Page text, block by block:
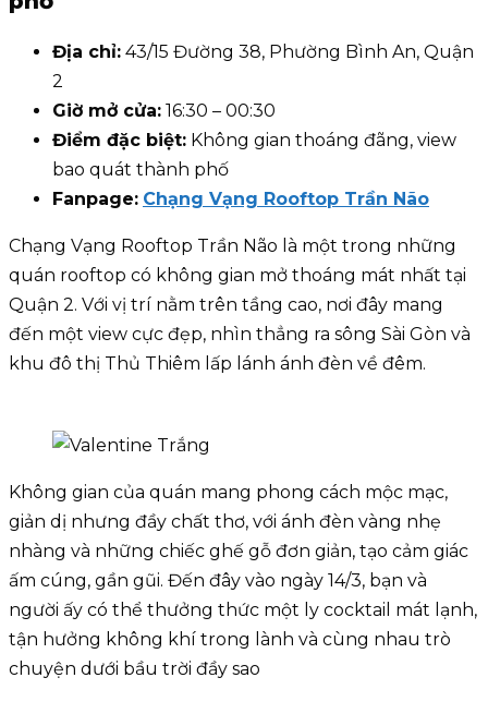
Địa chỉ: 43/15 Đường 38, Phường Bình An, Quận
2
Giờ mở cửa: 16:30 – 00:30
Điểm đặc biệt: Không gian thoáng đãng, view
bao quát thành phố
Fanpage: Chạng Vạng Rooftop Trần Não
Chạng Vạng Rooftop Trần Não là một trong những
quán rooftop có không gian mở thoáng mát nhất tại
Quận 2. Với vị trí nằm trên tầng cao, nơi đây mang
đến một view cực đẹp, nhìn thẳng ra sông Sài Gòn và
khu đô thị Thủ Thiêm lấp lánh ánh đèn về đêm.
Không gian của quán mang phong cách mộc mạc,
giản dị nhưng đầy chất thơ, với ánh đèn vàng nhẹ
nhàng và những chiếc ghế gỗ đơn giản, tạo cảm giác
ấm cúng, gần gũi. Đến đây vào ngày 14/3, bạn và
người ấy có thể thưởng thức một ly cocktail mát lạnh,
tận hưởng không khí trong lành và cùng nhau trò
chuyện dưới bầu trời đầy sao